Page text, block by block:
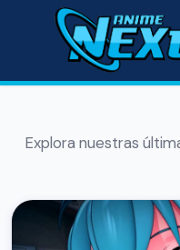
Explora nuestras